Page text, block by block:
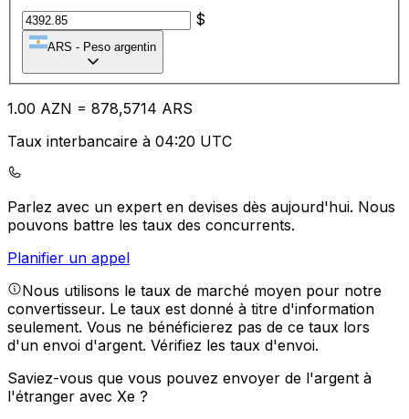
$
ARS - Peso argentin
1.00 AZN = 878,5714 ARS
Taux interbancaire à 04:20 UTC
Parlez avec un expert en devises dès aujourd'hui. Nous
pouvons battre les taux des concurrents.
Planifier un appel
Nous utilisons le taux de marché moyen pour notre
convertisseur. Le taux est donné à titre d'information
seulement. Vous ne bénéficierez pas de ce taux lors
d'un envoi d'argent. Vérifiez les taux d'envoi.
Saviez-vous que vous pouvez envoyer de l'argent à
l'étranger avec Xe ?